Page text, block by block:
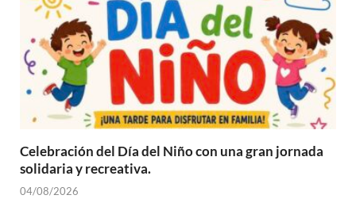
Celebración del Día del Niño con una gran jornada
solidaria y recreativa.
04/08/2026